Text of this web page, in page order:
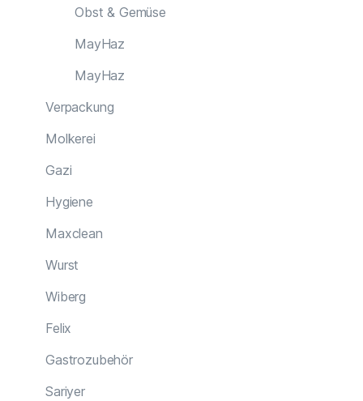
Obst & Gemüse
MayHaz
MayHaz
Verpackung
Molkerei
Gazi
Hygiene
Maxclean
Wurst
Wiberg
Felix
Gastrozubehör
Sariyer